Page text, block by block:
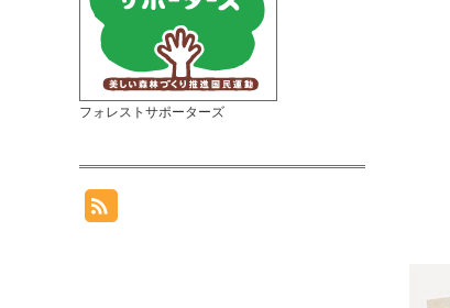
フォレストサポーターズ